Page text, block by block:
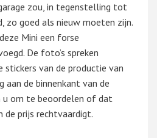
zou, in tegenstelling tot
zo goed als nieuw moeten zijn.
Mini een forse
De foto’s spreken
stickers van de productie van
de binnenkant van de
u om te beoordelen of dat
de prijs rechtvaardigt.